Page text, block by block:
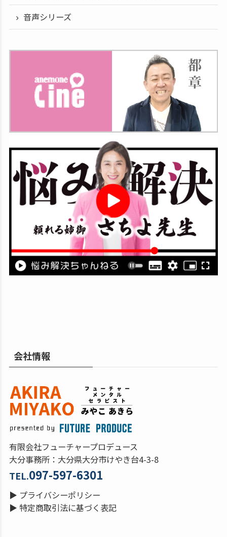
音声シリーズ
会社情報
有限会社フューチャープロデュース
大分事務所：大分県大分市けやき台4-3-8
TEL.097-597-6301
▶ プライバシーポリシー
▶ 特定商取引法に基づく表記